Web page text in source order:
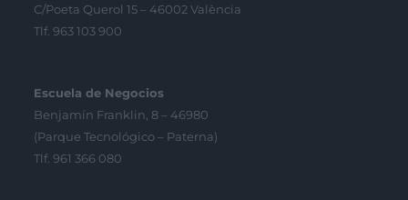
C/Poeta Querol 15 – 46002 València
Tlf. 963 103 900
Escuela de Negocios
Benjamín Franklin, 8 – 46980
(Parque Tecnológico – Paterna)
Tlf. 961 366 080